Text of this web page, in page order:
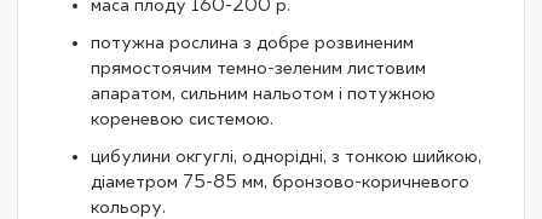
маса плоду 160-200 р.
потужна рослина з добре розвиненим
прямостоячим темно-зеленим листовим
апаратом, сильним нальотом і потужною
кореневою системою.
цибулини окгуглі, однорідні, з тонкою шийкою,
діаметром 75-85 мм, бронзово-коричневого
кольору.